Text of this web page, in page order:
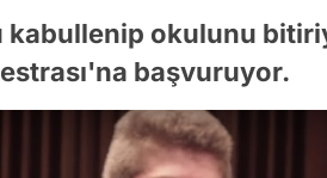
kabullenip okulunu
başvuruyor.